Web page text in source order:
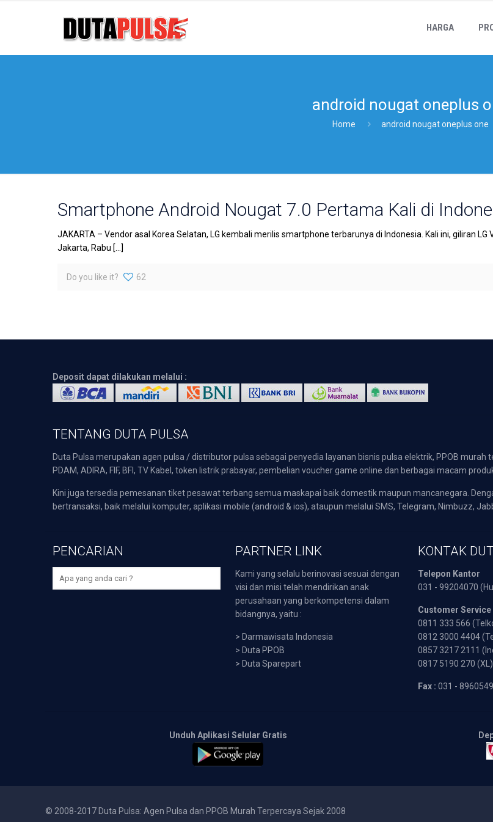
HARGA
android nougat oneplus
Home android nougat oneplus one
Smartphone Android Nougat 7.0 Pertama Kali di
JAKARTA – Vendor asal Korea Selatan, LG kembali merilis smartphone terbarunya di Indonesia. Kali ini, giliran
Jakarta, Rabu […]
Do you like it? 62
Deposit dapat dilakukan melalui :
TENTANG DUTA PULSA
Duta Pulsa merupakan agen pulsa / distributor pulsa sebagai penyedia layanan bisnis pulsa elektrik, PPOB murah
PDAM, ADIRA, FIF, BFI, TV Kabel, token listrik prabayar, pembelian voucher game online dan berbagai macam
Kini juga tersedia pemesanan tiket pesawat terbang semua maskapai baik domestik maupun mancanegara.
bertransaksi, baik melalui komputer, aplikasi mobile (android & ios), ataupun melalui SMS, Telegram, Nimbuzz,
PENCARIAN PARTNER LINK
Kami yang selalu berinovasi sesuai dengan
visi dan misi telah mendirikan anak
perusahaan yang berkompetensi dalam
bidangnya, yaitu :
> Darmawisata Indonesia
> Duta PPOB
> Duta Sparepart
KONTAK
Telepon Kantor
031 - 99204070
Customer Service
0811 333 566
0812 3000 4404
0857 3217 2111
0817 5190 270 (XL)
Fax : 031 - 8960549
Unduh Aplikasi Selular Gratis
© 2008-2017 Duta Pulsa: Agen Pulsa dan PPOB Murah Terpercaya Sejak 2008